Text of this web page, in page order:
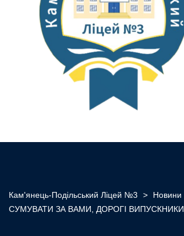
Кам'янець-Подільський Ліцей №3 > Новини
СУМУВАТИ ЗА ВАМИ, ДОРОГІ ВИПУСКНИКИ